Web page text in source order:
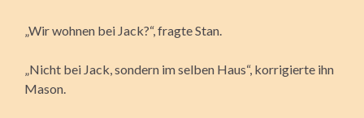
„Wir wohnen bei Jack?“, fragte Stan.
„Nicht bei Jack, sondern im selben Haus“, korrigierte ihn
Mason.